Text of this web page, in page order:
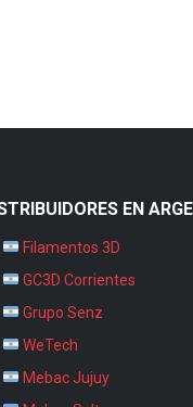
EN
Filamentos 3D
GC3D Corrientes
Grupo Senz
WeTech
Mebac Jujuy